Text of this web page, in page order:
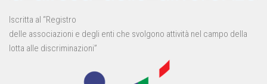
Iscritta al “Registro
delle associazioni e degli enti che svolgono attività nel campo della
lotta alle discriminazioni”